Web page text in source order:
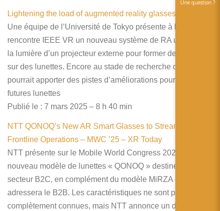
Lightening the load of augmented reality glasses
Une équipe de l’Université de Tokyo présente à la
rencontre IEEE VR un nouveau système de RA utilisant de
la lumière d’un projecteur externe pour former des images
sur des lunettes. Encore au stade de recherche ce système
pourrait apporter des pistes d’améliorations pour les
futures lunettes
Publié le : 7 mars 2025 – 8 h 40 min
NTT QONOQ’s New AR Smart Glasses to Streamline
Frontline Operations – MWC ’25 – XR Today
NTT présente sur le Mobile World Congress 2025 son
nouveau modèle de lunettes « QONOQ » destiné au
secteur B2C, en complément du modèle MiRZA qui
adressera le B2B. Les caractéristiques ne sont pas
complètement connues, mais NTT annonce un début de
Une question ?